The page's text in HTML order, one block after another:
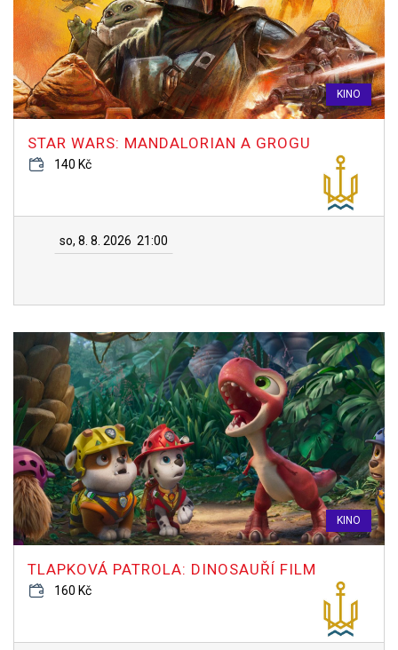
KINO
STAR WARS: MANDALORIAN A GROGU
140 Kč
so, 8. 8. 2026 21:00
KINO
TLAPKOVÁ PATROLA: DINOSAUŘÍ FILM
160 Kč